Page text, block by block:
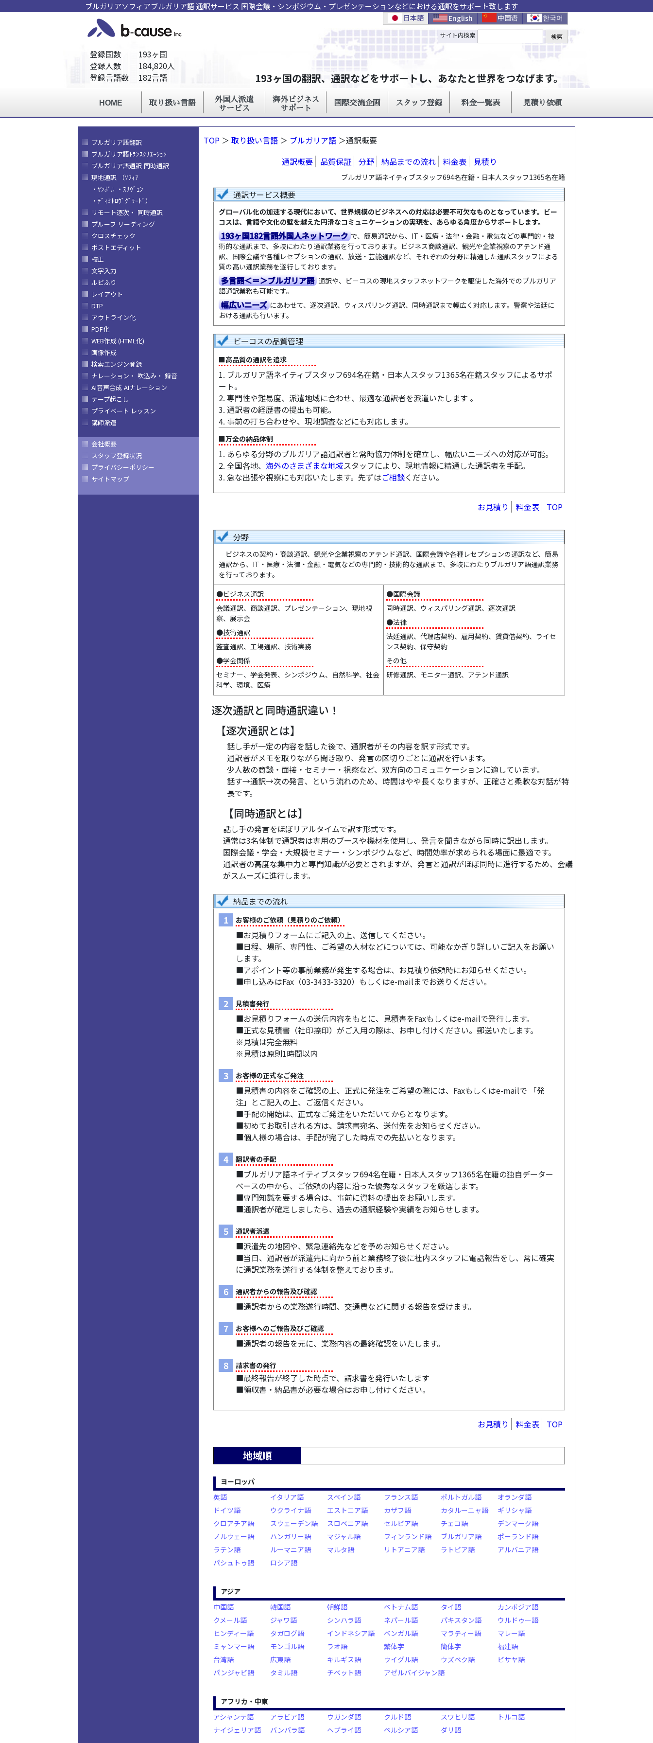
ブルガリアソフィアブルガリア語 通訳サービス 国際会議・シンポジウム・プレゼンテーションなどにおける通訳をサポート致します
TOP ＞ 取り扱い言語 ＞ ブルガリア語 ＞通訳概要
通訳概要
品質保証 分野 納品までの流れ 料金表 見積り
ブルガリア語ネイティブスタッフ694名在籍・日本人スタッフ1365名在籍
通訳サービス概要
グローバル化の加速する現代において、世界規模のビジネスへの対応は必要不可欠なものとなっています。ビー
コスは、言語や文化の壁を越えた円滑なコミュニケーションの実現を、あらゆる角度からサポートします。
193ヶ国182言語外国人ネットワーク で、簡易通訳から、IT・医療・法律・金融・電気などの専門的・技
術的な通訳まで、多岐にわたり通訳業務を行っております。ビジネス商談通訳、観光や企業視察のアテンド通
訳、国際会議や各種レセプションの通訳、放送・芸能通訳など、それぞれの分野に精通した通訳スタッフによる
質の高い通訳業務を遂行しております。
多言語＜＝＞ブルガリア語 通訳や、ビーコスの現地スタッフネットワークを駆使した海外でのブルガリア
語通訳業務も可能です。
幅広いニーズ にあわせて、逐次通訳、ウィスパリング通訳、同時通訳まで幅広く対応します。警察や法廷に
おける通訳も行います。
ビーコスの品質管理
■高品質の通訳を追求
1. ブルガリア語ネイティブスタッフ694名在籍・日本人スタッフ1365名在籍スタッフによるサポ
ート。
2. 専門性や難易度、派遣地域に合わせ、最適な通訳者を派遣いたします 。
3. 通訳者の経歴書の提出も可能。
4. 事前の打ち合わせや、現地調査などにも対応します。
■万全の納品体制
1. あらゆる分野のブルガリア語通訳者と常時協力体制を確立し、幅広いニーズへの対応が可能。
2. 全国各地、 海外のさまざまな地域スタッフにより、現地情報に精通した通訳者を手配。
3. 急な出張や視察にも対応いたします。先ずはご相談ください。
お見積り 料金表 TOP
分野
ビジネスの契約・商談通訳、観光や企業視察のアテンド通訳、国際会議や各種レセプションの通訳など、簡易
通訳から、IT・医療・法律・金融・電気などの専門的・技術的な通訳まで、多岐にわたりブルガリア語通訳業務
を行っております。
●ビジネス通訳
会議通訳、商談通訳、プレゼンテーション、現地視
察、展示会
●技術通訳
監査通訳、工場通訳、技術実務
●学会関係
セミナー、学会発表、シンポジウム、自然科学、社会
科学、環境、医療
●国際会議
同時通訳、ウィスパリング通訳、逐次通訳
●法律
法廷通訳、代理店契約、雇用契約、賃貸借契約、ライセ
ンス契約、保守契約
その他
研修通訳、モニター通訳、アテンド通訳
逐次通訳と同時通訳違い！
【逐次通訳とは】
話し手が一定の内容を話した後で、通訳者がその内容を訳す形式です。
通訳者がメモを取りながら聞き取り、発言の区切りごとに通訳を行います。
少人数の商談・面接・セミナー・視察など、双方向のコミュニケーションに適しています。
話す→通訳→次の発言、という流れのため、時間はやや長くなりますが、正確さと柔軟な対話が特
長です。
【同時通訳とは】
話し手の発言をほぼリアルタイムで訳す形式です。
通常は3名体制で通訳者は専用のブースや機材を使用し、発言を聞きながら同時に訳出します。
国際会議・学会・大規模セミナー・シンポジウムなど、時間効率が求められる場面に最適です。
通訳者の高度な集中力と専門知識が必要とされますが、発言と通訳がほぼ同時に進行するため、会議
がスムーズに進行します。
納品までの流れ
1 お客様のご依頼（見積りのご依頼）
■お見積りフォームにご記入の上、送信してください。
■日程、場所、専門性、ご希望の人材などについては、可能なかぎり詳しいご記入をお願い
します。
■アポイント等の事前業務が発生する場合は、お見積り依頼時にお知らせください。
■申し込みはFax（03-3433-3320）もしくはe-mailまでお送りください。
2 見積書発行
■お見積りフォームの送信内容をもとに、見積書をFaxもしくはe-mailで発行します。
■正式な見積書（社印捺印）がご入用の際は、お申し付けください。郵送いたします。
※見積は完全無料
※見積は原則1時間以内
3 お客様の正式なご発注
■見積書の内容をご確認の上、正式に発注をご希望の際には、Faxもしくはe-mailで 「発
注」とご記入の上、ご返信ください。
■手配の開始は、正式なご発注をいただいてからとなります。
■初めてお取引される方は、請求書宛名、送付先をお知らせください。
■個人様の場合は、手配が完了した時点での先払いとなります。
4 翻訳者の手配
■ブルガリア語ネイティブスタッフ694名在籍・日本人スタッフ1365名在籍の独自データー
ベースの中から、ご依頼の内容に沿った優秀なスタッフを厳選します。
■専門知識を要する場合は、事前に資料の提出をお願いします。
■通訳者が確定しましたら、過去の通訳経験や実績をお知らせします。
5 通訳者派遣
■派遣先の地図や、緊急連絡先などを予めお知らせください。
■当日、通訳者が派遣先に向かう前と業務終了後に社内スタッフに電話報告をし、常に確実
に通訳業務を遂行する体制を整えております。
6 通訳者からの報告及び確認
■通訳者からの業務遂行時間、交通費などに関する報告を受けます。
7 お客様へのご報告及びご確認
■通訳者の報告を元に、業務内容の最終確認をいたします。
8 請求書の発行
■最終報告が終了した時点で、請求書を発行いたします
■領収書・納品書が必要な場合はお申し付けください。
お見積り 料金表 TOP
地域順
ヨーロッパ
英語
イタリア語 スペイン語 フランス語 ポルトガル語
オランダ語
ドイツ語
ウクライナ語 エストニア語 カザフ語 カタルーニャ語
ギリシャ語
クロアチア語
スウェーデン語 スロベニア語 セルビア語 チェコ語
デンマーク語
ノルウェー語
ハンガリー語 マジャル語 フィンランド語 ブルガリア語
ポーランド語
ラテン語
ルーマニア語 マルタ語 リトアニア語 ラトビア語
アルバニア語
パシュトゥ語
ロシア語
アジア
中国語
韓国語 朝鮮語 ベトナム語 タイ語
カンボジア語
クメール語
ジャワ語 シンハラ語 ネパール語 パキスタン語
ウルドゥー語
ヒンディー語
タガログ語 インドネシア語 ベンガル語 マラティー語
マレー語
ミャンマー語
モンゴル語 ラオ語 繁体字 簡体字
福建語
台湾語
広東語 キルギス語 ウイグル語 ウズベク語
ビサヤ語
パンジャビ語
タミル語 チベット語 アゼルバイジャン語
アフリカ・中東
アシャンテ語
アラビア語 ウガンダ語 クルド語 スワヒリ語
トルコ語
ナイジェリア語
バンバラ語 ヘブライ語 ペルシア語 ダリ語